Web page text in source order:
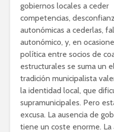
gobiernos locales a ceder
competencias,
autonómicas a cederlas,
autonómico, y, en
política entre socios de
estructurales se suma un
tradición municipalista
la identidad local, que
supramunicipales. Pero
excusa. La ausencia de
tiene un coste enorme. La